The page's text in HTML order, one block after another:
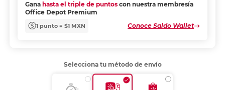
Gana hasta el triple de puntos con nuestra membresía
Office Depot Premium
1 punto = $1 MXN Conoce Saldo Wallet
Selecciona tu método de envío